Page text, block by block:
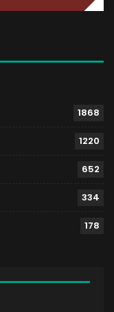
1868
1220
652
334
178